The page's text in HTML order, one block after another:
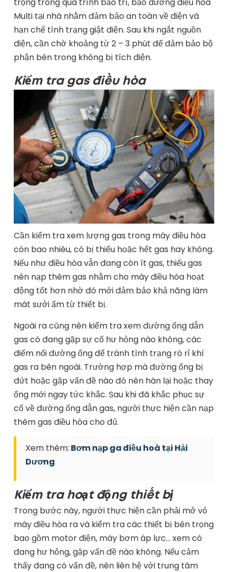
trọng trong quá trình bảo trì, bảo dưỡng điều hòa
Multi tại nhà nhằm đảm bảo an toàn về điện và
hạn chế tình trạng giật điện. Sau khi ngắt nguồn
điện, cần chờ khoảng từ 2 – 3 phút để đảm bảo bộ
phận bên trong không bị tích điện.
Kiểm tra gas điều hòa
Cần kiểm tra xem lượng gas trong máy điều hòa
còn bao nhiêu, có bị thiếu hoặc hết gas hay không.
Nếu như điều hòa vẫn đang còn ít gas, thiếu gas
nên nạp thêm gas nhằm cho máy điều hòa hoạt
động tốt hơn nhờ đó mới đảm bảo khả năng làm
mát sưởi ấm từ thiết bị.
Ngoài ra cũng nên kiểm tra xem đường ống dẫn
gas có đang gặp sự cố hư hỏng nào không, các
điểm nối đường ống để tránh tình trạng rò rỉ khí
gas ra bên ngoài. Trường hợp mà đường ống bị
đứt hoặc gặp vấn đề nào đó nên hàn lại hoặc thay
ống mới ngay tức khắc. Sau khi đã khắc phục sự
cố về đường ống dẫn gas, người thực hiện cần nạp
thêm gas điều hòa cho đủ.
Xem thêm: Bơm nạp ga điều hoà tại Hải
Dương
Kiểm tra hoạt động thiết bị
Trong bước này, người thực hiện cần phải mở vỏ
máy điều hòa ra và kiểm tra các thiết bị bên trọng
bao gồm motor điện, máy bơm áp lực… xem có
đang hư hỏng, gặp vấn đề nào không. Nếu cảm
thấy đang có vấn đề, nên liên hệ với trung tâm